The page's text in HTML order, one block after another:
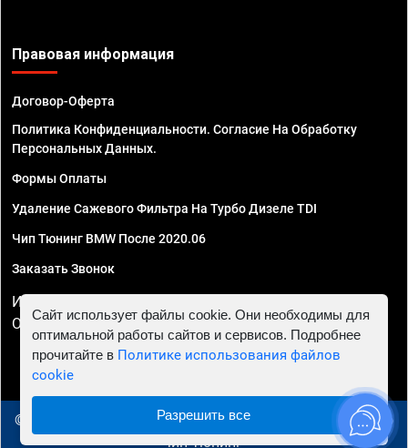
Правовая информация
Договор-Оферта
Политика Конфиденциальности. Согласие На Обработку
Персональных Данных.
Формы Оплаты
Удаление Сажевого Фильтра На Турбо Дизеле TDI
Чип Тюнинг BMW После 2020.06
Заказать Звонок
ИП Смирнов Георгий Павлович. ИНН 781302555843,
ОГРНИП 324470400032610
© 2010 - 2026 Чип тюнинг в Брянске - Автосервис "Евро
Чип Тюнинг"
Сайт использует файлы cookie. Они необходимы для
оптимальной работы сайтов и сервисов. Подробнее
прочитайте в Политике использования файлов
cookie
Разрешить все